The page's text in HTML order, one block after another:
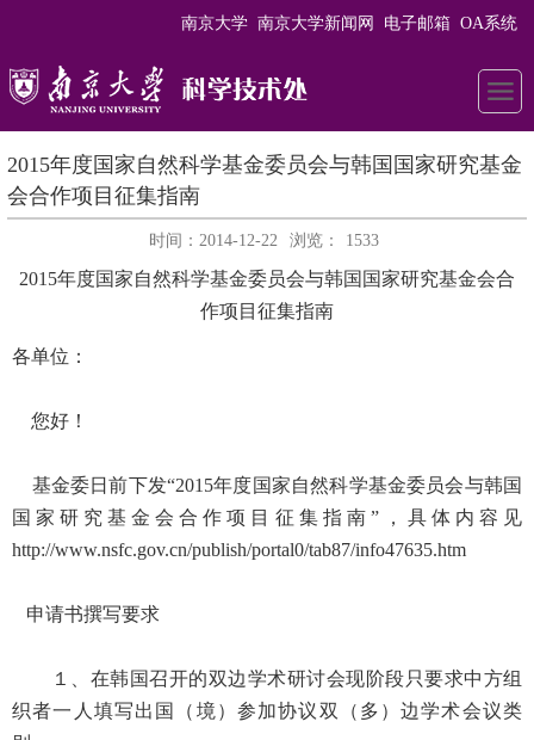
南京大学 南京大学新闻网 电子邮箱 OA系统
2015年度国家自然科学基金委员会与韩国国家研究基金
会合作项目征集指南
时间：2014-12-22 浏览： 1533
2015年度国家自然科学基金委员会与韩国国家研究基金会合
作项目征集指南
各单位：
您好！
基金委日前下发“2015年度国家自然科学基金委员会与韩国
国家研究基金会合作项目征集指南”，具体内容见
http://www.nsfc.gov.cn/publish/portal0/tab87/info47635.htm
申请书撰写要求
１、在韩国召开的双边学术研讨会现阶段只要求中方组
织者一人填写出国（境）参加协议双（多）边学术会议类